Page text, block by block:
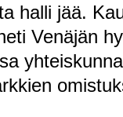
halli jää.
Venäjän